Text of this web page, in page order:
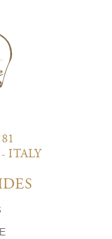
ITALY